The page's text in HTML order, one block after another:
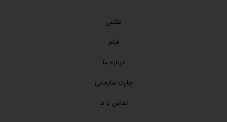
عکس
فیلم
درباره ما
چارت سازمانی
تماس با ما